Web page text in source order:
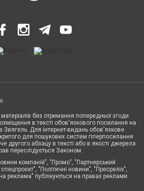
без отримання попередньої згоди
в тексті обов'язкового посилання на
Звягель. Для інтернет-видань обов'язкове
для пошукових систем гіперпосилання
другого абзацу в тексті або в якості джерела.
переслідується Законом.
компаній", "Промо", "Партнерський
"Політичні новини", "Пресреліз",
реклама" публікуються на правах реклами.